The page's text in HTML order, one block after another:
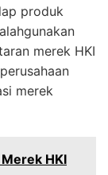
produk
merek HKI
merek
HKI